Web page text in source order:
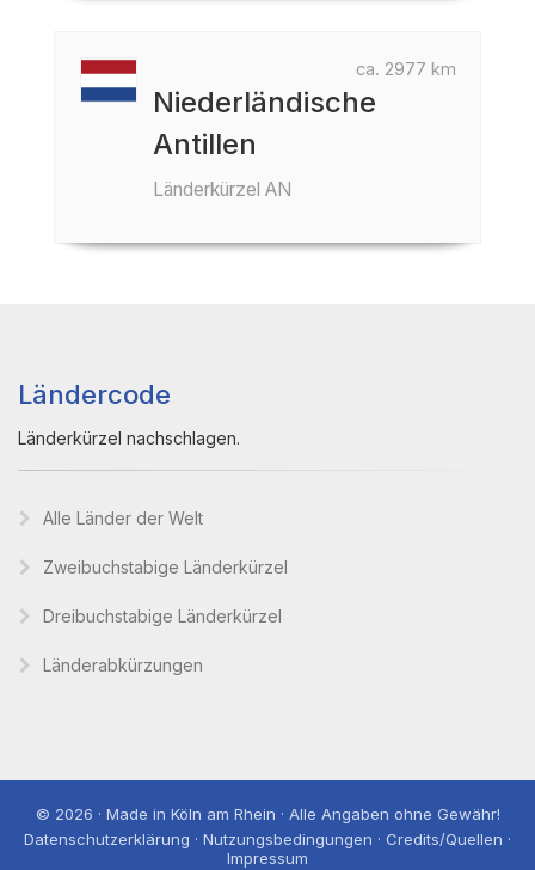
ca. 2977 km
Niederländische
Antillen
Länderkürzel AN
Ländercode
Länderkürzel nachschlagen.
Alle Länder der Welt
Zweibuchstabige Länderkürzel
Dreibuchstabige Länderkürzel
Länderabkürzungen
© 2026 · Made in Köln am Rhein · Alle Angaben ohne Gewähr!
Datenschutzerklärung · Nutzungsbedingungen · Credits/Quellen ·
Impressum